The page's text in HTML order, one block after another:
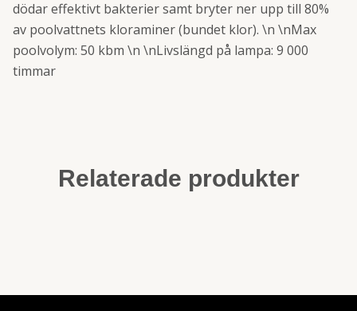
dödar effektivt bakterier samt bryter ner upp till 80%
av poolvattnets kloraminer (bundet klor). \n \nMax
poolvolym: 50 kbm \n \nLivslängd på lampa: 9 000
timmar
Relaterade produkter